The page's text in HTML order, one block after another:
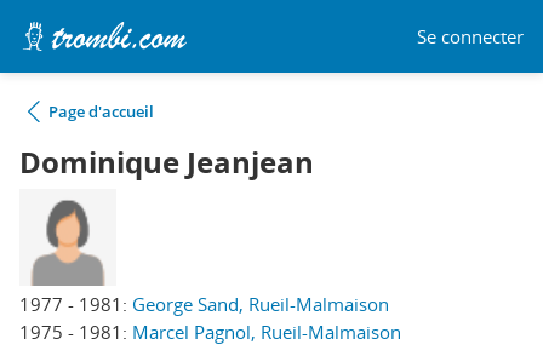
Se connecter
Page d'accueil
Dominique Jeanjean
1977 - 1981: George Sand, Rueil-Malmaison
1975 - 1981: Marcel Pagnol, Rueil-Malmaison